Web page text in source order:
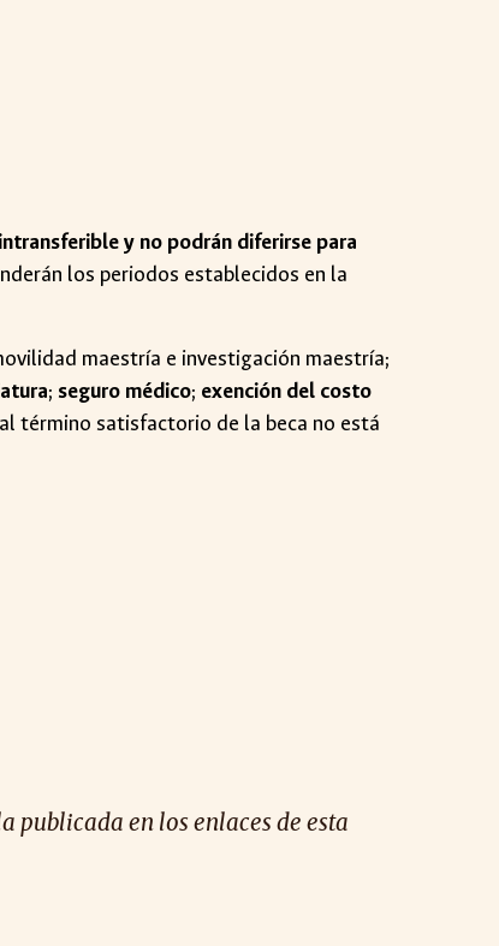
y no podrán diferirse para
los periodos establecidos en la
maestría e investigación maestría;
; seguro médico; exención del costo
término satisfactorio de la beca no está
en los enlaces de esta